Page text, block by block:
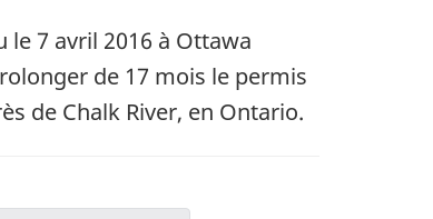
le 7 avril 2016 à Ottawa
de 17 mois le permis
de Chalk River, en Ontario.